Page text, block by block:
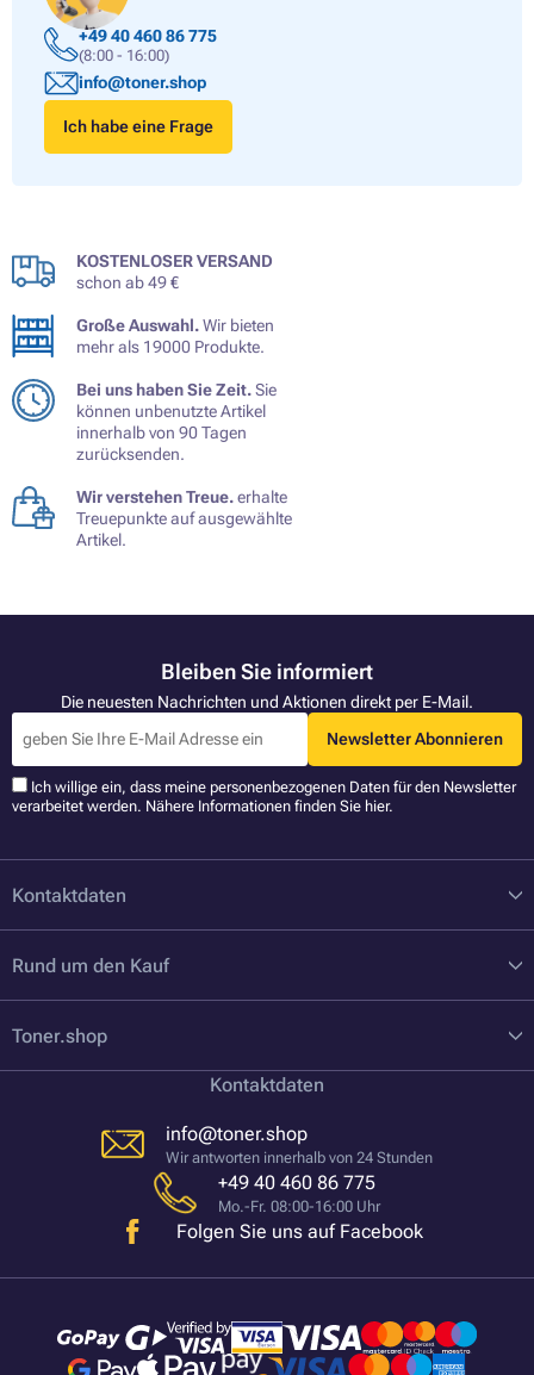
+49 40 460 86 775
(8:00 - 16:00)
info@toner.shop
Ich habe eine Frage
KOSTENLOSER VERSAND
schon ab 49 €
Große Auswahl.Wir bieten
mehr als 19000 Produkte.
Bei uns haben Sie Zeit.Sie
können unbenutzte Artikel
innerhalb von 90 Tagen
zurücksenden.
Wir verstehen Treue.erhalte
Treuepunkte auf ausgewählte
Artikel.
Bleiben Sie informiert
Die neuesten Nachrichten und Aktionen direkt per E-Mail.
Newsletter Abonnieren
Ich willige ein, dass meine personenbezogenen Daten für den Newsletter
verarbeitet werden. Nähere Informationen finden Sie hier.
Kontaktdaten
Rund um den Kauf
Toner.shop
Kontaktdaten
info@toner.shop
Wir antworten innerhalb von 24 Stunden
+49 40 460 86 775
Mo.-Fr. 08:00-16:00 Uhr
Folgen Sie uns auf Facebook